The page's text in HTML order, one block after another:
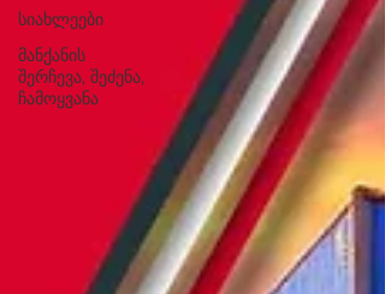
სიახლეები
მანქანის
შერჩევა, შეძენა,
ჩამოყვანა